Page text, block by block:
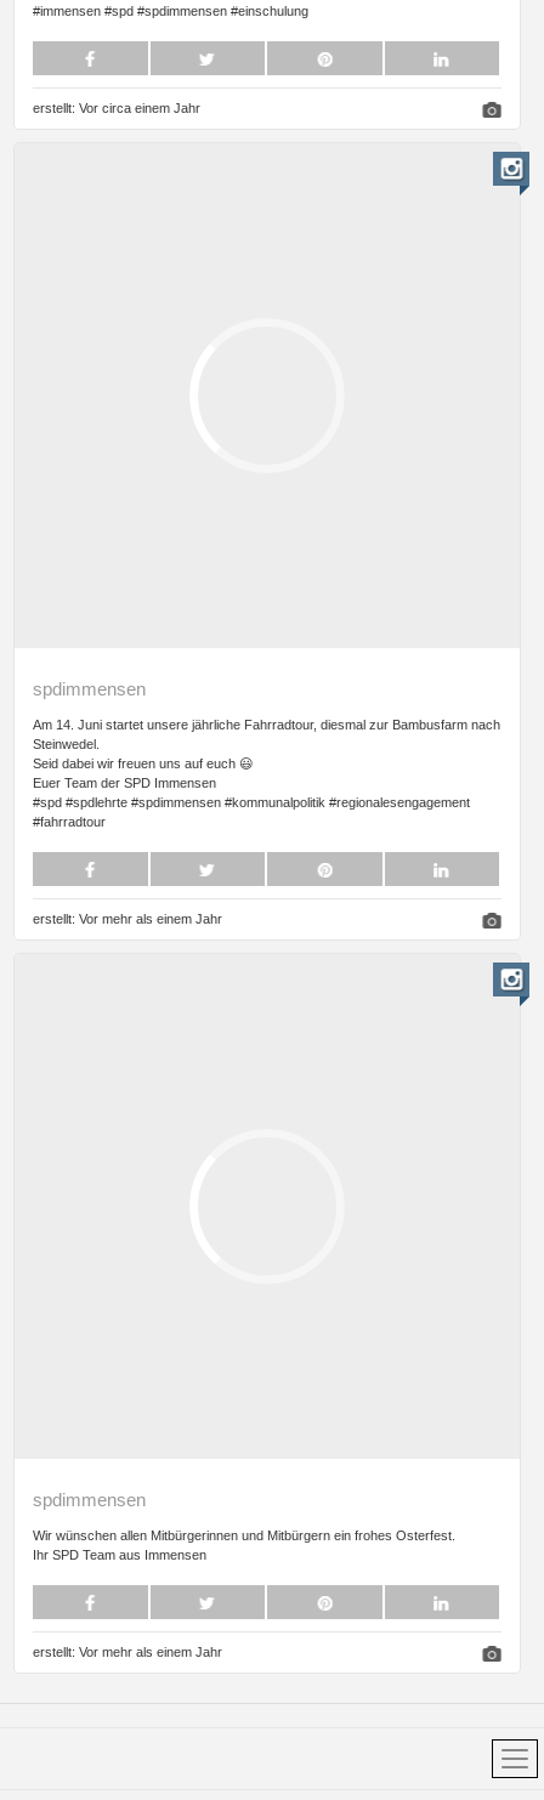
#immensen #spd #spdimmensen #einschulung
erstellt: Vor circa einem Jahr
spdimmensen
Am 14. Juni startet unsere jährliche Fahrradtour, diesmal zur Bambusfarm nach
Steinwedel.
Seid dabei wir freuen uns auf euch 😃
Euer Team der SPD Immensen
#spd #spdlehrte #spdimmensen #kommunalpolitik #regionalesengagement
#fahrradtour
erstellt: Vor mehr als einem Jahr
spdimmensen
Wir wünschen allen Mitbürgerinnen und Mitbürgern ein frohes Osterfest.
Ihr SPD Team aus Immensen
erstellt: Vor mehr als einem Jahr